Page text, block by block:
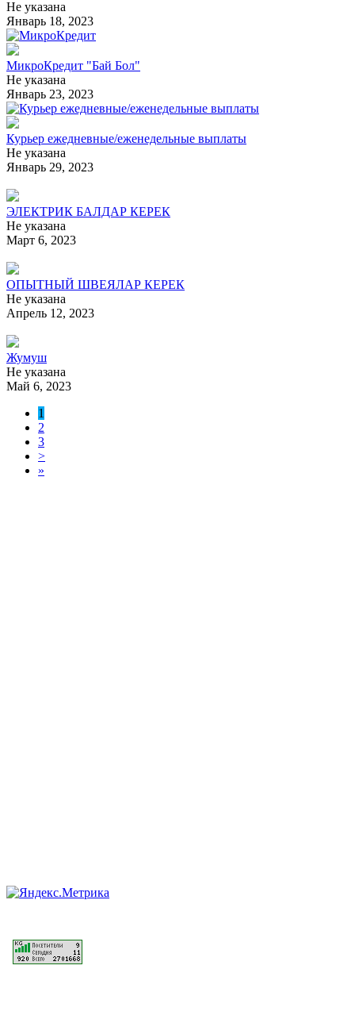
Не указана
Январь 18, 2023
МикроКредит "Бай Бол"
Не указана
Январь 23, 2023
Курьер ежедневные/еженедельные выплаты
Не указана
Январь 29, 2023
ЭЛЕКТРИК БАЛДАР КЕРЕК
Не указана
Март 6, 2023
ОПЫТНЫЙ ШВЕЯЛАР КЕРЕК
Не указана
Апрель 12, 2023
Жумуш
Не указана
Май 6, 2023
1
2
3
>
»